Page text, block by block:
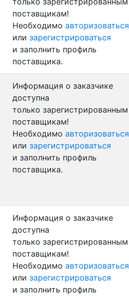
поставщикам!
Необходимо авторизоваться
или зарегистрироваться
и заполнить профиль
поставщика.
Информация о заказчике
доступна
только зарегистрированным
поставщикам!
Необходимо авторизоваться
или зарегистрироваться
и заполнить профиль
поставщика.
Информация о заказчике
доступна
только зарегистрированным
поставщикам!
Необходимо авторизоваться
или зарегистрироваться
и заполнить профиль